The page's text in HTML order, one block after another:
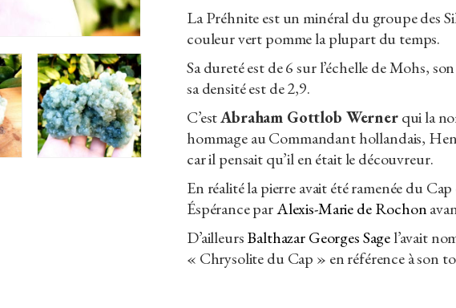
La Préhnite est un minéral du groupe des
couleur vert pomme la plupart du temps.
Sa dureté est de 6 sur l’échelle de Mohs,
sa densité est de 2,9.
C’estAbraham Gottlob Wernerqui la
hommage au Commandant hollandais,
car il pensait qu’il en était le découvreur.
En réalité la pierre avait été ramenée du
Éspérance parAlexis-Marie de Rochon
D’ailleursBalthazar Georges Sagel’avait
« Chrysolite du Cap » en référence à son